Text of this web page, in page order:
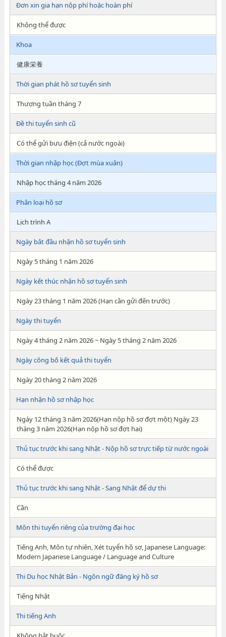
Đơn xin gia hạn nộp phí hoặc hoàn phí
Không thể được
Khoa
健康栄養
Thời gian phát hồ sơ tuyển sinh
Thượng tuần tháng 7
Đề thi tuyển sinh cũ
Có thể gửi bưu điện (cả nước ngoài)
Thời gian nhập học (Đợt mùa xuân)
Nhập học tháng 4 năm 2026
Phân loại hồ sơ
Lịch trình A
Ngày bắt đầu nhận hồ sơ tuyển sinh
Ngày 5 tháng 1 năm 2026
Ngày kết thúc nhận hồ sơ tuyển sinh
Ngày 23 tháng 1 năm 2026 (Hạn cần gửi đến trước)
Ngày thi tuyển
Ngày 4 tháng 2 năm 2026 ~ Ngày 5 tháng 2 năm 2026
Ngày công bố kết quả thi tuyển
Ngày 20 tháng 2 năm 2026
Hạn nhận hồ sơ nhập học
Ngày 12 tháng 3 năm 2026(Hạn nộp hồ sơ đợt một) Ngày 23
tháng 3 năm 2026(Hạn nộp hồ sơ đợt hai)
Thủ tục trước khi sang Nhật - Nộp hồ sơ trực tiếp từ nước ngoài
Có thể được
Thủ tục trước khi sang Nhật - Sang Nhật để dự thi
Cần
Môn thi tuyển riêng của trường đại học
Tiếng Anh, Môn tự nhiên, Xét tuyển hồ sơ, Japanese Language:
Modern Japanese Language / Language and Culture
Thi Du học Nhật Bản - Ngôn ngữ đăng ký hồ sơ
Tiếng Nhật
Thi tiếng Anh